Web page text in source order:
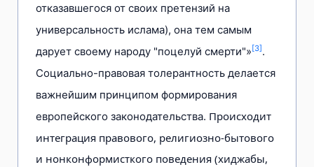
отказавшегося от своих претензий на
универсальность ислама), она тем самым
дарует своему народу "поцелуй смерти"» [3] .
Социально-правовая толерантность делается
важнейшим принципом формирования
европейского законодательства. Происходит
интеграция правового, религиозно-бытового
и нонконформисткого поведения (хиджабы,